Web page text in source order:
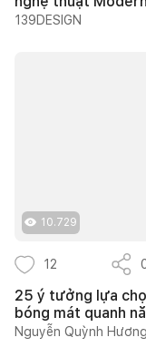
139DESIGN
10.729
12
25 ý tưởng lựa
bóng mát quanh
Nguyễn Quỳnh Hương